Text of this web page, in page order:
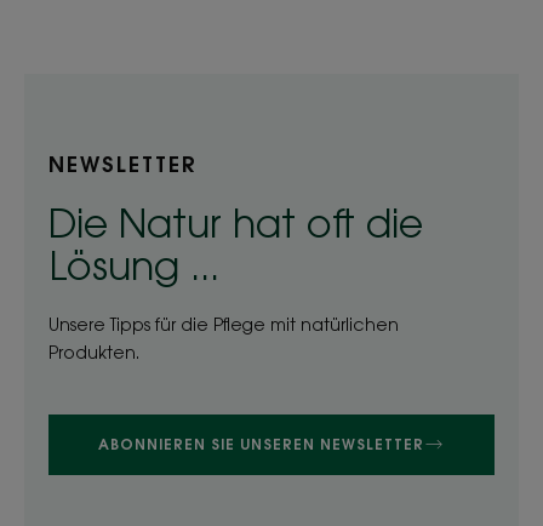
NEWSLETTER
Die Natur hat oft die
Lösung ...
Unsere Tipps für die Pflege mit natürlichen
Produkten.
ABONNIEREN SIE UNSEREN NEWSLETTER